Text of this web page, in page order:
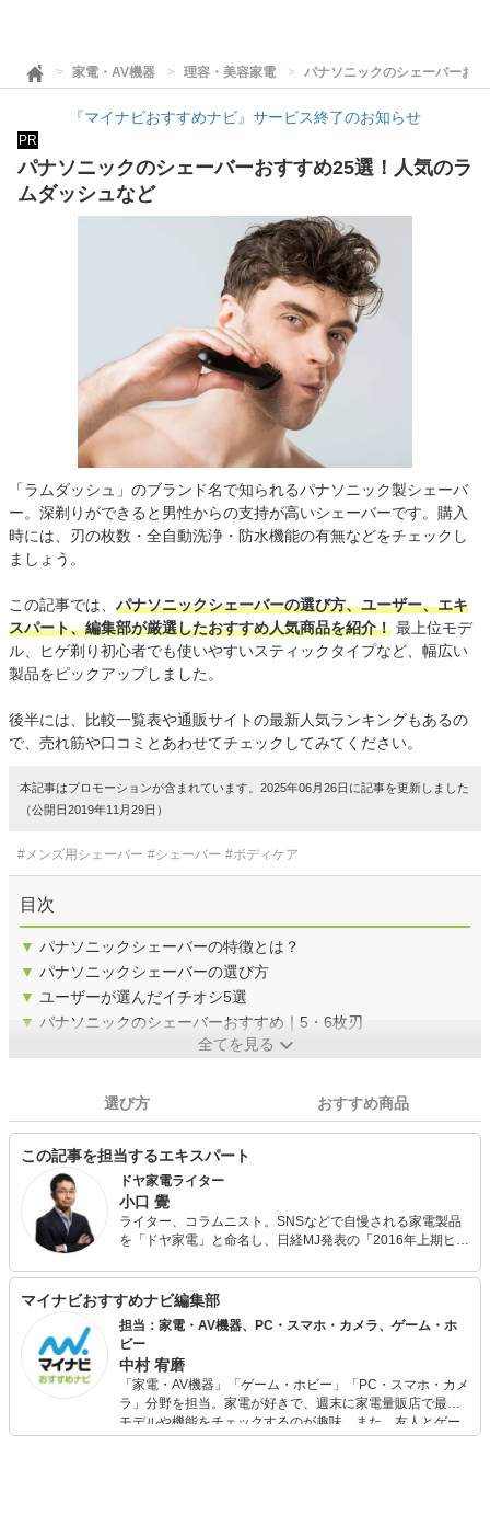
家電・AV機器 理容・美容家電 パナソニックのシェーバーお
『マイナビおすすめナビ』サービス終了のお知らせ
PR
パナソニックのシェーバーおすすめ25選！人気のラ
ムダッシュなど
「ラムダッシュ」のブランド名で知られるパナソニック製シェーバ
ー。深剃りができると男性からの支持が高いシェーバーです。購入
時には、刃の枚数・全自動洗浄・防水機能の有無などをチェックし
ましょう。
この記事では、 パナソニックシェーバーの選び方、ユーザー、エキ
スパート、編集部が厳選したおすすめ人気商品を紹介！ 最上位モデ
ル、ヒゲ剃り初心者でも使いやすいスティックタイプなど、幅広い
製品をピックアップしました。
後半には、比較一覧表や通販サイトの最新人気ランキングもあるの
で、売れ筋や口コミとあわせてチェックしてみてください。
本記事はプロモーションが含まれています。2025年06月26日に記事を更新しました
（公開日2019年11月29日）
#メンズ用シェーバー #シェーバー #ボディケア
目次
▼ パナソニックシェーバーの特徴とは？
▼ パナソニックシェーバーの選び方
▼ ユーザーが選んだイチオシ5選
▼ パナソニックのシェーバーおすすめ｜5・6枚刃
全てを見る
選び方 おすすめ商品
この記事を担当するエキスパート
ドヤ家電ライター
小口 覺
ライター、コラムニスト。SNSなどで自慢される家電製品
を「ドヤ家電」と命名し、日経MJ発表の「2016年上期ヒッ
ケティング」を提唱。著書に「ちょいバカ戦略 −意識低い
系マーケティングのすすめ−」（新潮新書）など。
マイナビおすすめナビ編集部
担当：家電・AV機器、PC・スマホ・カメラ、ゲーム・ホ
ビー
中村 宥磨
「家電・AV機器」「ゲーム・ホビー」「PC・スマホ・カメ
ラ」分野を担当。家電が好きで、週末に家電量販店で最新
モデルや機能をチェックするのが趣味。また、友人とゲー
ムを楽しみながら、新作タイトルやイベント情報もいち早